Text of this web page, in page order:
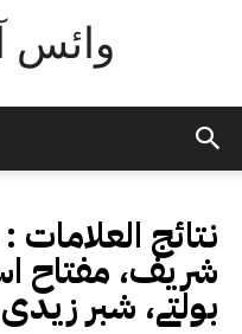
وائس
نتائج العلامات :
شریف، مفتاح
بولتے، شبر زیدی